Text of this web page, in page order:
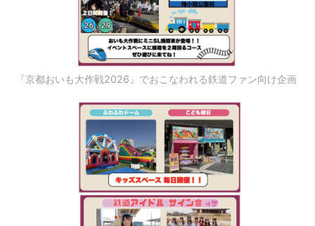
『京都おいも大作戦2026』でおこなわれる鉄道ファン向け企画